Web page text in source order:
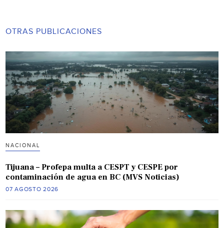
OTRAS PUBLICACIONES
NACIONAL
Tijuana – Profepa multa a CESPT y CESPE por
contaminación de agua en BC (MVS Noticias)
07 AGOSTO 2026